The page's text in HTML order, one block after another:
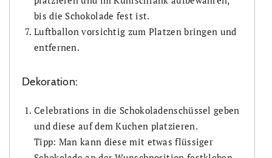
bis die Schokolade fest ist.
Luftballon vorsichtig zum Platzen bringen und
entfernen.
Dekoration:
Celebrations in die Schokoladenschüssel geben
und diese auf dem Kuchen platzieren.
Tipp: Man kann diese mit etwas flüssiger